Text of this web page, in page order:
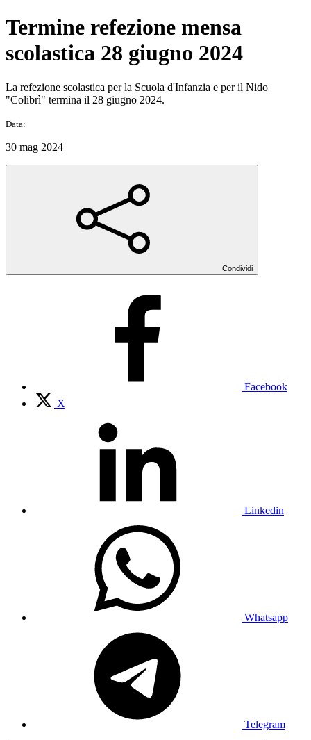
Termine refezione mensa
scolastica 28 giugno 2024
La refezione scolastica per la Scuola d'Infanzia e per il Nido
"Colibrì" termina il 28 giugno 2024.
Data:
30 mag 2024
Condividi
Facebook
X
Linkedin
Whatsapp
Telegram